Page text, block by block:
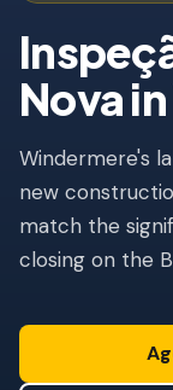
Inspeção de
Inspeção Pré-
INSPEÇÕES DE
Inspeção 4
Novain
Windermere's
new
match the
closing on the